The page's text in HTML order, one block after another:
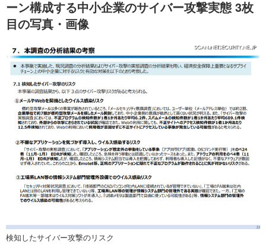
ーン構成する中小企業のサイバー攻撃実態 3枚
目の写真・画像
検知したサイバー攻撃のリスク